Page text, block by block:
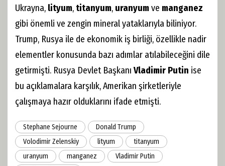
Ukrayna, lityum, titanyum, uranyumve manganez
gibi önemli ve zengin mineral yataklarıyla biliniyor.
Trump, Rusya ile de ekonomik iş birliği, özellikle nadir
elementler konusunda bazı adımlar atılabileceğini dile
getirmişti. Rusya Devlet Başkanı Vladimir Putin ise
bu açıklamalara karşılık, Amerikan şirketleriyle
çalışmaya hazır olduklarını ifade etmişti.
Stephane Sejourne
Donald Trump
Volodimir Zelenskiy
lityum
titanyum
uranyum
manganez
Vladimir Putin